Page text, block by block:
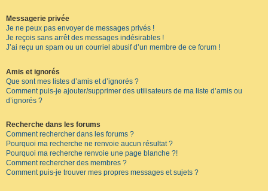
Messagerie privée
Je ne peux pas envoyer de messages privés !
Je reçois sans arrêt des messages indésirables !
J’ai reçu un spam ou un courriel abusif d’un membre de ce forum !
Amis et ignorés
Que sont mes listes d’amis et d’ignorés ?
Comment puis-je ajouter/supprimer des utilisateurs de ma liste d’amis ou
d’ignorés ?
Recherche dans les forums
Comment rechercher dans les forums ?
Pourquoi ma recherche ne renvoie aucun résultat ?
Pourquoi ma recherche renvoie une page blanche ?!
Comment rechercher des membres ?
Comment puis-je trouver mes propres messages et sujets ?